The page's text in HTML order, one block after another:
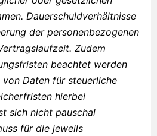
Dauerschuldverhältnisse
der personenbezogenen
Zudem
beachtet werden
Daten für steuerliche
hierbei
sich nicht pauschal
für die jeweils